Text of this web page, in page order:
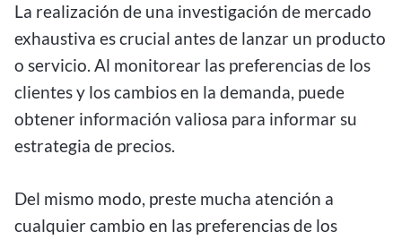
La realización de una investigación de mercado
exhaustiva es crucial antes de lanzar un producto
o servicio. Al monitorear las preferencias de los
clientes y los cambios en la demanda, puede
obtener información valiosa para informar su
estrategia de precios.
Del mismo modo, preste mucha atención a
cualquier cambio en las preferencias de los